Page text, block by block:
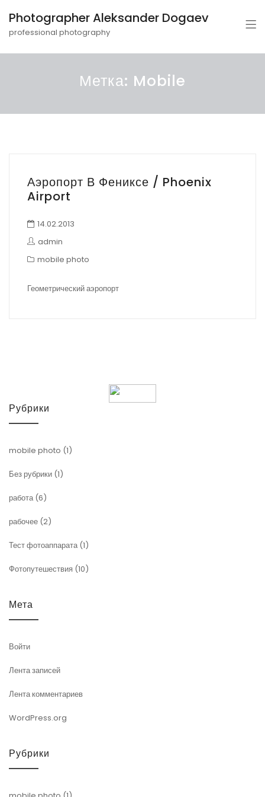
Photographer Aleksander Dogaev
professional photography
Метка: Mobile
Аэропорт В Фениксе / Phoenix
Airport
14.02.2013
admin
mobile photo
Геометрический аэропорт
Рубрики
mobile photo (1)
Без рубрики (1)
работа(6)
рабочее (2)
Тест фотоаппарата(1)
Фотопутешествия (10)
Мета
Войти
Лента записей
Лента комментариев
WordPress.org
Рубрики